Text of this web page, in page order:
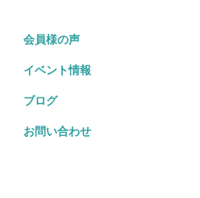
会員様の声
イベント情報
ブログ
お問い合わせ